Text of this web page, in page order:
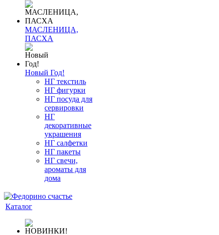
МАСЛЕНИЦА,
ПАСХА
Новый Год!
НГ текстиль
НГ фигурки
НГ посуда для
сервировки
НГ
декоративные
украшения
НГ салфетки
НГ пакеты
НГ свечи,
ароматы для
дома
Каталог